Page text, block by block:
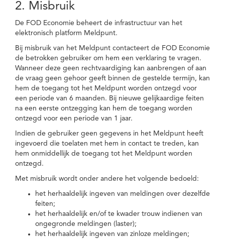
2. Misbruik
De FOD Economie beheert de infrastructuur van het
elektronisch platform Meldpunt.
Bij misbruik van het Meldpunt contacteert de FOD Economie
de betrokken gebruiker om hem een verklaring te vragen.
Wanneer deze geen rechtvaardiging kan aanbrengen of aan
de vraag geen gehoor geeft binnen de gestelde termijn, kan
hem de toegang tot het Meldpunt worden ontzegd voor
een periode van 6 maanden. Bij nieuwe gelijkaardige feiten
na een eerste ontzegging kan hem de toegang worden
ontzegd voor een periode van 1 jaar.
Indien de gebruiker geen gegevens in het Meldpunt heeft
ingevoerd die toelaten met hem in contact te treden, kan
hem onmiddellijk de toegang tot het Meldpunt worden
ontzegd.
Met misbruik wordt onder andere het volgende bedoeld:
het herhaaldelijk ingeven van meldingen over dezelfde
feiten;
het herhaaldelijk en/of te kwader trouw indienen van
ongegronde meldingen (laster);
het herhaaldelijk ingeven van zinloze meldingen;